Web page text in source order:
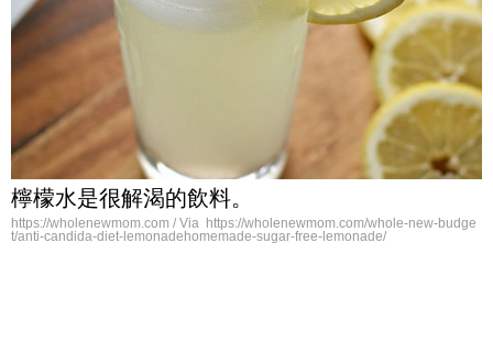
檸檬水是很解渴的飲料。
https://wholenewmom.com / Via https://wholenewmom.com/whole-new-budge
t/anti-candida-diet-lemonadehomemade-sugar-free-lemonade/